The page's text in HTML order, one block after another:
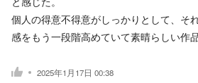
個人の得意不得意がしっかりとして、そ
感をもう一段階高めていて素晴らしい作
2025年1月17日 00:38